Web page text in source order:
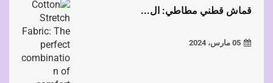
قماش قطني مطاطي: ال...
05 مارس، 2024